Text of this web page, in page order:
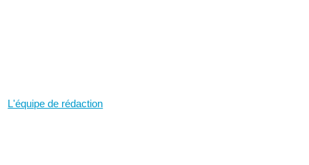
L'équipe de rédaction